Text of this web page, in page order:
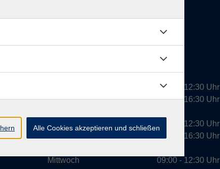
Dienstag
Mittwoch
09:00 - 12:30 Uhr
13:00 - 16:30 Uhr
10:00 - 12:30 Uhr
13:00 - 16:30 Uhr
09:00 - 12:30 Uhr
Alle Cookies akzeptieren und schließen